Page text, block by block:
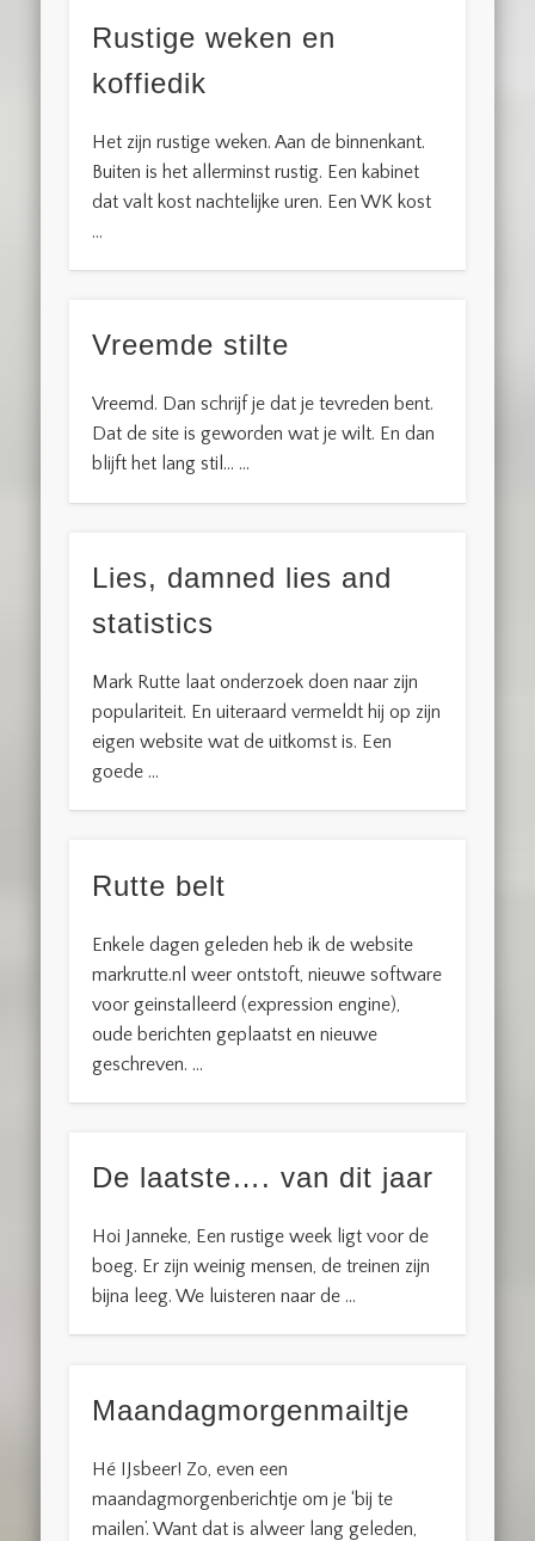
Rustige weken en
koffiedik
Het zijn rustige weken. Aan de binnenkant.
Buiten is het allerminst rustig. Een kabinet
dat valt kost nachtelijke uren. Een WK kost
…
Vreemde stilte
Vreemd. Dan schrijf je dat je tevreden bent.
Dat de site is geworden wat je wilt. En dan
blijft het lang stil… …
Lies, damned lies and
statistics
Mark Rutte laat onderzoek doen naar zijn
populariteit. En uiteraard vermeldt hij op zijn
eigen website wat de uitkomst is. Een
goede …
Rutte belt
Enkele dagen geleden heb ik de website
markrutte.nl weer ontstoft, nieuwe software
voor geinstalleerd (expression engine),
oude berichten geplaatst en nieuwe
geschreven. …
De laatste…. van dit jaar
Hoi Janneke, Een rustige week ligt voor de
boeg. Er zijn weinig mensen, de treinen zijn
bijna leeg. We luisteren naar de …
Maandagmorgenmailtje
Hé IJsbeer! Zo, even een
maandagmorgenberichtje om je ‘bij te
mailen’. Want dat is alweer lang geleden,